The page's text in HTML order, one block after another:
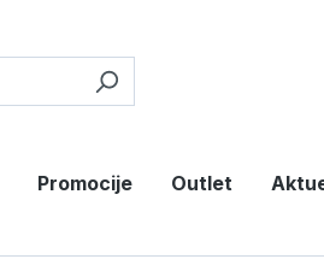
Promocije Outlet